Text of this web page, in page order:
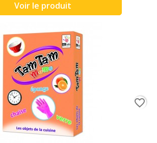
Voir le produit
favorite_border